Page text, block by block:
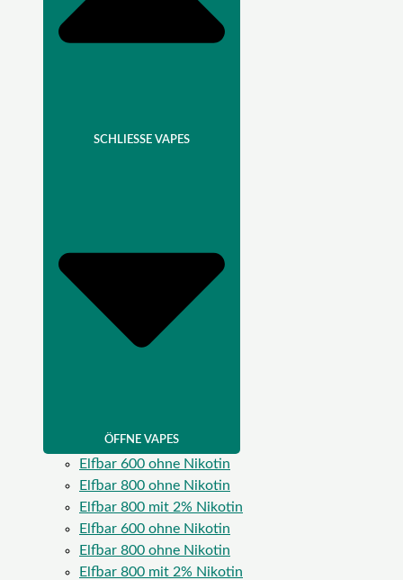
SCHLIESSE VAPES
ÖFFNE VAPES
Elfbar 600 ohne Nikotin
Elfbar 800 ohne Nikotin
Elfbar 800 mit 2% Nikotin
Elfbar 600 ohne Nikotin
Elfbar 800 ohne Nikotin
Elfbar 800 mit 2% Nikotin